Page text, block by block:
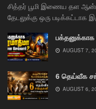
சித்தர் பூமி இணைய தள
தேடலுக்கு ஒரு படிக்கட்டாக
AUGUST 7,
6 தெய்வீக
AUGUST 6,